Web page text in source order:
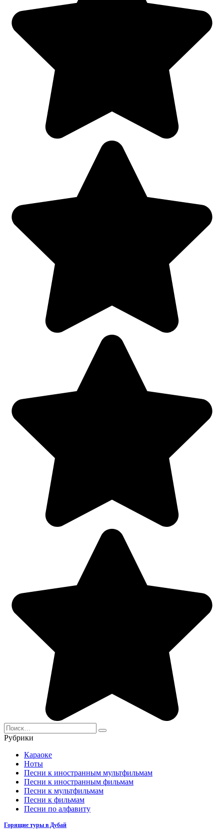
Search
for:
Рубрики
Караоке
Ноты
Песни к иностранным мультфильмам
Песни к иностранным фильмам
Песни к мультфильмам
Песни к фильмам
Песни по алфавиту
Горящие туры в Дубай